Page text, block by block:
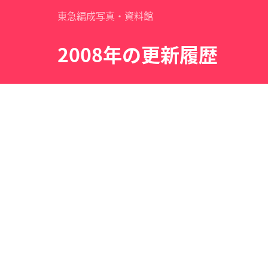
東急編成写真・資料館
2008年の更新履歴